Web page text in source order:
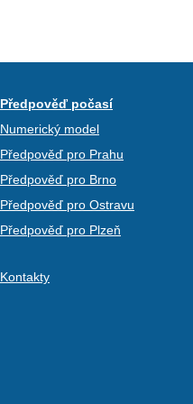
Předpověď počasí
Numerický model
Předpověď pro Prahu
Předpověď pro Brno
Předpověď pro Ostravu
Předpověď pro Plzeň
Kontakty